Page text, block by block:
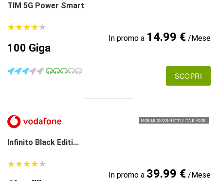
TIM 5G Power Smart
★★★★★
★★★★★
100 Giga
In promo a 14.99 €/Mese
SCOPRI
MOBILE 5G CONNETTIVITÀ E VOCE
Infinito Black Editi...
★★★★★
★★★★★
In promo a 39.99 €/Mese